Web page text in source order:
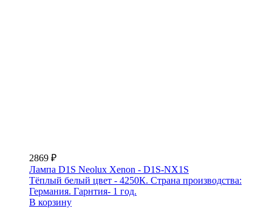
2869 ₽
Лампа D1S Neolux Xenon - D1S-NX1S
Тёплый белый цвет - 4250К. Страна производства:
Германия. Гарнтия- 1 год.
В корзину